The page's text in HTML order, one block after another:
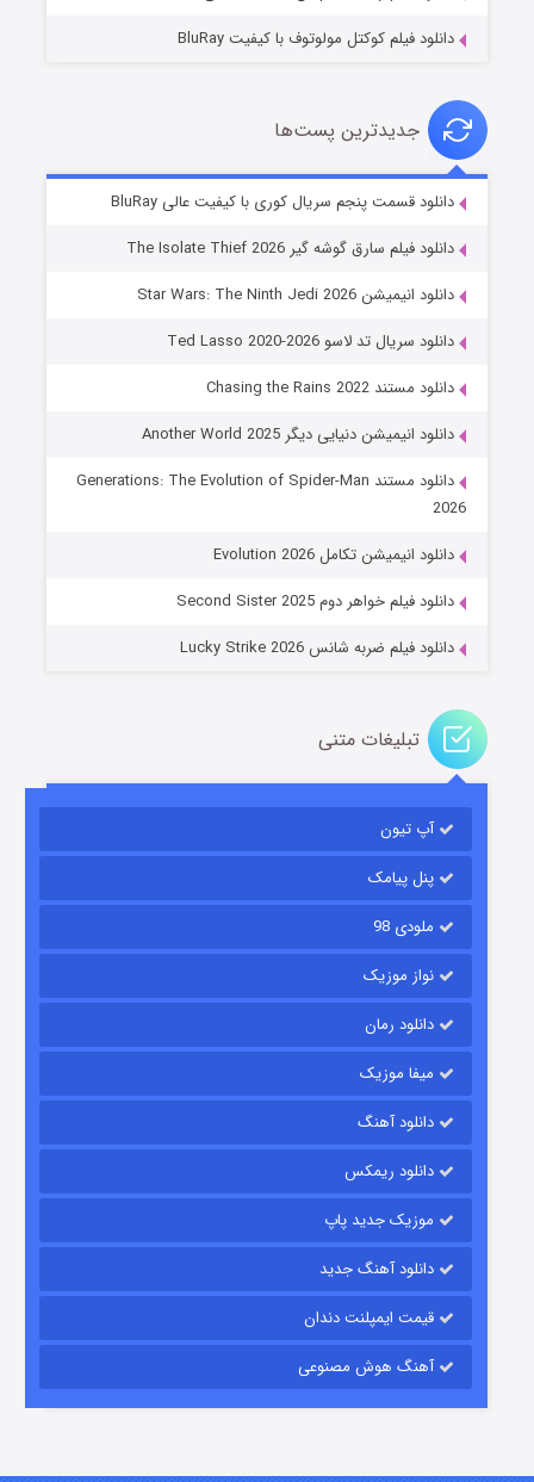
خاندان اژدها فصل ۳
قسمت
6 (زیرنویس)
باب اسفنجی فصل ۱۷
قسمت6 (زیرنویس) منتشر شد
قسمت15 (دوبله) منتشر شد
دانلود فیلم کوکتل مولوتوف با کیفیت BluRay
جدیدترین پست‌ها
دانلود قسمت پنجم سریال کوری با کیفیت عالی BluRay
دانلود فیلم سارق گوشه گیر The Isolate Thief 2026
دانلود انیمیشن Star Wars: The Ninth Jedi 2026
دانلود سریال تد لاسو Ted Lasso 2020-2026
دانلود مستند Chasing the Rains 2022
دانلود انیمیشن دنیایی دیگر Another World 2025
دانلود مستند Generations: The Evolution of Spider-Man
2026
دانلود انیمیشن تکامل Evolution 2026
دانلود فیلم خواهر دوم Second Sister 2025
دانلود فیلم ضربه شانس Lucky Strike 2026
تبلیغات متنی
آپ تیون
پنل پیامک
ملودی 98
نواز موزیک
دانلود رمان
میفا موزیک
دانلود آهنگ
دانلود ریمکس
موزیک جدید پاپ
دانلود آهنگ جدید
قیمت ایمپلنت دندان
آهنگ هوش مصنوعی